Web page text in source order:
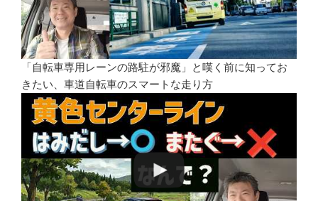
「自転車専用レーンの路駐が邪魔」と嘆く前に知ってお
きたい、車道自転車のスマートな走り方